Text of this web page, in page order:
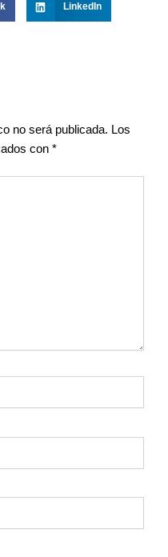
LinkedIn
no será publicada. Los
con *